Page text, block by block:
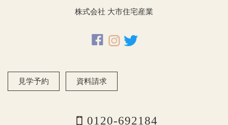
株式会社 大市住宅産業
見学予約 資料請求
0120-692184